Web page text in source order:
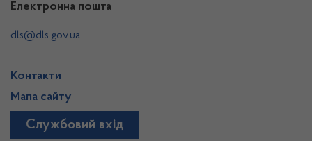
Електронна пошта
dls@dls.gov.ua
Контакти
Мапа сайту
Службовий вхід